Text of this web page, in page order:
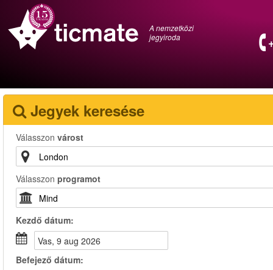
A nemzetközi
jegyiroda
Jegyek keresése
Válasszon várost
Válasszon programot
Kezdő dátum:
vas, 9 aug 2026
Befejező dátum: